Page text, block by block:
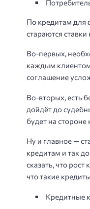
По кредитам для
стараются ставки
Во-первых,
каждым
соглашение
Во-вторых, есть
дойдёт до
будет на стороне
Ну и главное —
кредитам и так
сказать, что рост
что такие
Кредитные